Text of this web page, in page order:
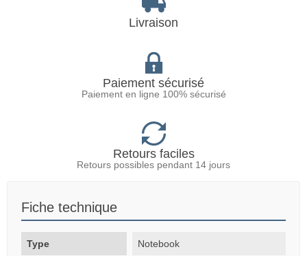
Livraison
Paiement sécurisé
Paiement en ligne 100% sécurisé
Retours faciles
Retours possibles pendant 14 jours
Fiche technique
Type Notebook